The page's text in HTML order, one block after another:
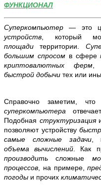
ФУНКЦИОНАЛ
Суперкомпьютер— это
устройств , который
площадитерритории.
большим спросом в сфере
криптовалютных ферм ,
быстрой добычи тех или
Справочно заметим,
суперкомпьютера
Подобная структуризация
позволяют устройству
самые сложные задачи,
объема вычислений . Как
производитьсложные
процессов , на примере,
погоды и прочих